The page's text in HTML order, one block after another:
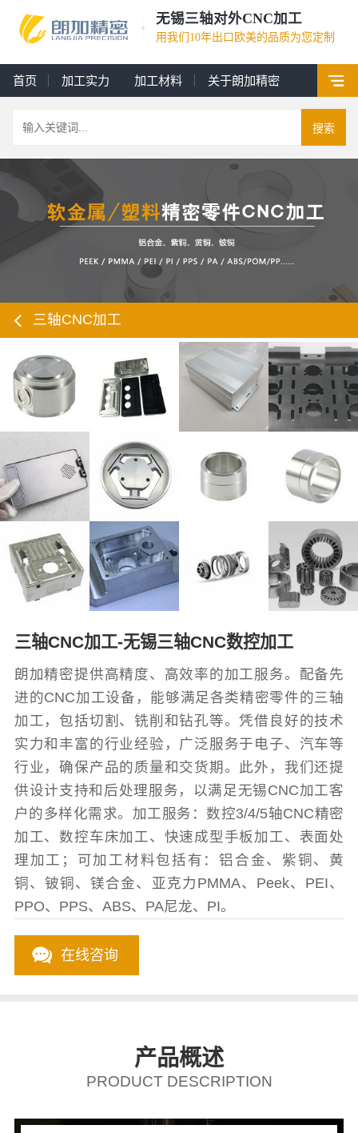
无锡三轴对外CNC加工
用我们10年出口欧美的品质为您定制
首页 加工实力 加工材料 关于朗加精密
搜索
三轴CNC加工
三轴CNC加工-无锡三轴CNC数控加工
朗加精密提供高精度、高效率的加工服务。配备先
进的CNC加工设备，能够满足各类精密零件的三轴
加工，包括切割、铣削和钻孔等。凭借良好的技术
实力和丰富的行业经验，广泛服务于电子、汽车等
行业，确保产品的质量和交货期。此外，我们还提
供设计支持和后处理服务，以满足无锡CNC加工客
户的多样化需求。加工服务：数控3/4/5轴CNC精密
加工、数控车床加工、快速成型手板加工、表面处
理加工；可加工材料包括有：铝合金、紫铜、黄
铜、铍铜、镁合金、亚克力PMMA、Peek、PEI、
PPO、PPS、ABS、PA尼龙、PI。
在线咨询
产品概述
PRODUCT DESCRIPTION